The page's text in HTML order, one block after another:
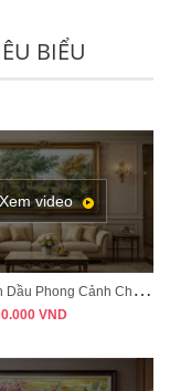
BIỂU
Xem video
T
ranh Sơn Dầu Phong Cảnh Châu Âu Treo Phòng Khách – Sang Trọng, Đẳng Cấp MÃ CD04
VND